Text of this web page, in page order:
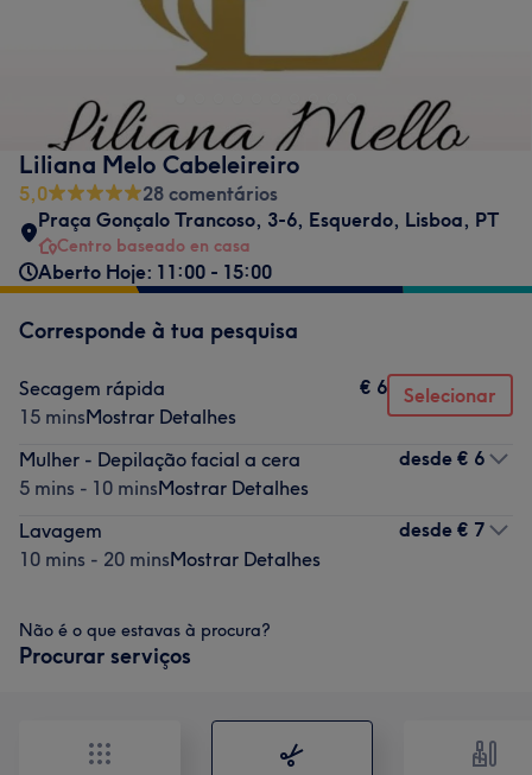
Liliana Melo Cabeleireiro
5,0
28 comentários
Praça Gonçalo Trancoso, 3-6, Esquerdo, Lisboa, PT
Centro baseado en casa
Aberto Hoje: 11:00 - 15:00
Corresponde à tua pesquisa
Secagem rápida
15 minsMostrar Detalhes
€ 6 Selecionar
Mulher - Depilação facial a cera
5 mins - 10 minsMostrar Detalhes
desde € 6
Lavagem
10 mins - 20 minsMostrar Detalhes
desde € 7
Não é o que estavas à procura?
Procurar serviços